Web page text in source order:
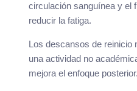
circulación sanguínea y el
reducir la fatiga.
Los descansos de reinicio
una actividad no
mejora el enfoque posterior.